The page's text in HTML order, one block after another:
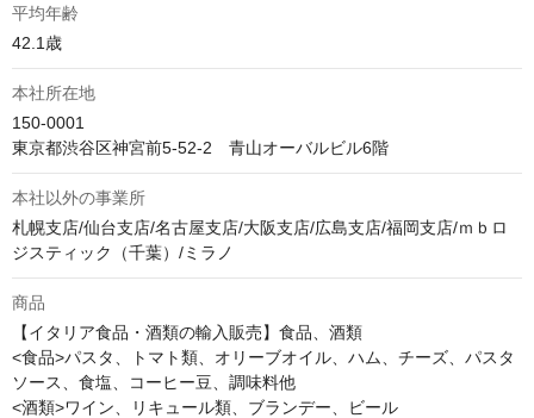
平均年齢
42.1歳
本社所在地
150-0001
東京都渋谷区神宮前5-52-2　青山オーバルビル6階
本社以外の事業所
札幌支店/仙台支店/名古屋支店/大阪支店/広島支店/福岡支店/ｍｂロ
ジスティック（千葉）/ミラノ
商品
【イタリア食品・酒類の輸入販売】食品、酒類
<食品>パスタ、トマト類、オリーブオイル、ハム、チーズ、パスタ
ソース、食塩、コーヒー豆、調味料他
<酒類>ワイン、リキュール類、ブランデー、ビール